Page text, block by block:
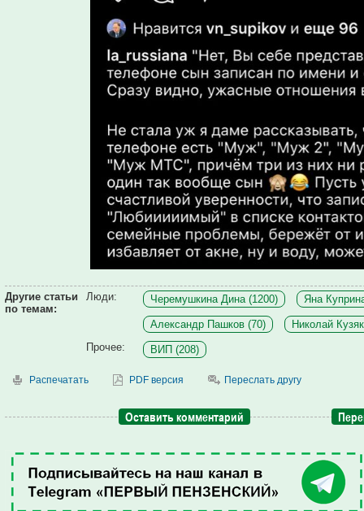
Другие статьи
по темам:
Люди: Черемушкина Дина (1200) Яна
Александр Пашков (70)
Николай
Прочее:
ВИП (208)
Распечатать PDF версия Переслать другу
Оставить комментарий